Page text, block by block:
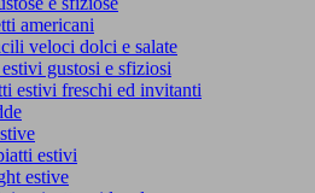
americani
veloci dolci e salate
gustosi e sfiziosi
estivi freschi ed invitanti
estivi
estive